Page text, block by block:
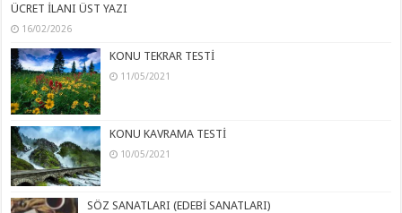
ÜCRET İLANI ÜST YAZI
16/02/2026
KONU TEKRAR TESTİ
11/05/2021
KONU KAVRAMA TESTİ
10/05/2021
SÖZ SANATLARI (EDEBİ SANATLARI)